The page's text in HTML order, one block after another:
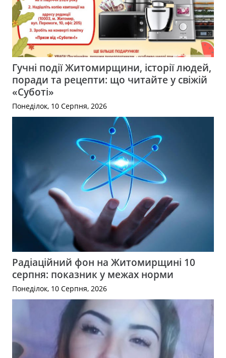
Гучні події Житомирщини, історії людей,
поради та рецепти: що читайте у свіжій
«Суботі»
Понеділок, 10 Серпня, 2026
Радіаційний фон на Житомирщині 10
серпня: показник у межах норми
Понеділок, 10 Серпня, 2026